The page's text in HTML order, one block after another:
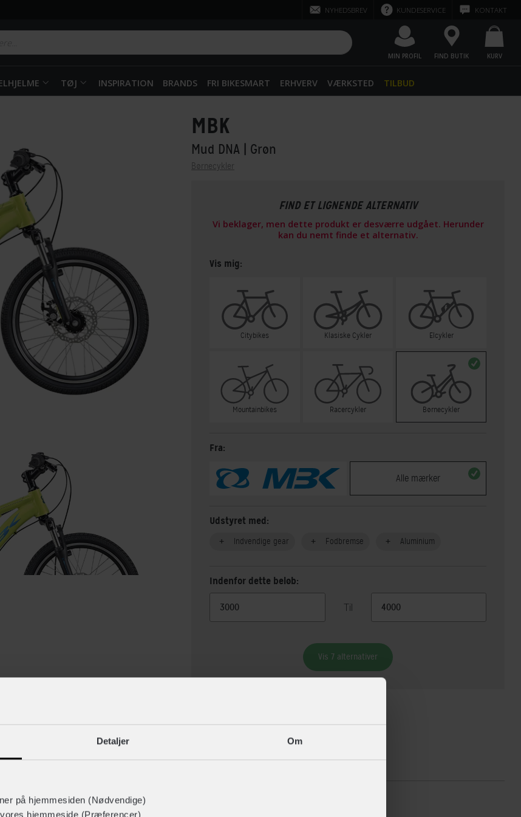
Detaljer Om
på hjemmesiden (Nødvendige)
hjemmeside (Præferencer)
NYHEDSBREV KUNDESERVICE KONTAKT
MIN PROFIL FIND BUTIK KURV
TØJ INSPIRATION BRANDS FRI BIKESMART ERHVERV VÆRKSTED TILBUD
MBK
Mud DNA | Grøn
Børnecykler
FIND ET LIGNENDE ALTERNATIV
Vi beklager, men dette produkt er desværre udgået. Herunder
kan du nemt finde et alternativ.
Vis mig:
Citybikes Klasiske Cykler Elcykler
Mountainbikes Racercykler Børnecykler
Fra:
Alle mærker
Udstyret med:
Indvendige gear Fodbremse Aluminium
Indenfor dette beløb:
Til
Vis 7 alternativer